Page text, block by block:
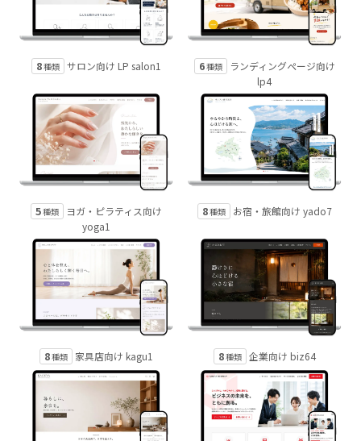
8種類 サロン向け LP salon1 6種類
ランディングページ向け
lp4
5種類
ヨガ・ピラティス向け
yoga1
8種類 お宿・旅館向け yado7
8種類 家具店向け kagu1 8種類 企業向け biz64